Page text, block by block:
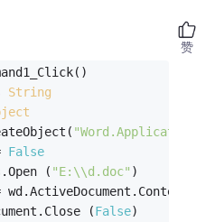
String
"Word.Application"
False
(
"E:\\d.doc" )
wd.ActiveDocument.Content.
(
False)
赞